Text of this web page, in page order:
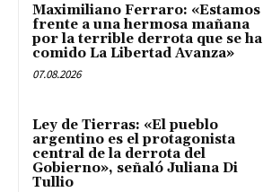
Maximiliano Ferraro: «Estamos
frente a una hermosa mañana
por la terrible derrota que se ha
comido La Libertad Avanza»
07.08.2026
Ley de Tierras: «El pueblo
argentino es el protagonista
central de la derrota del
Gobierno», señaló Juliana Di
Tullio